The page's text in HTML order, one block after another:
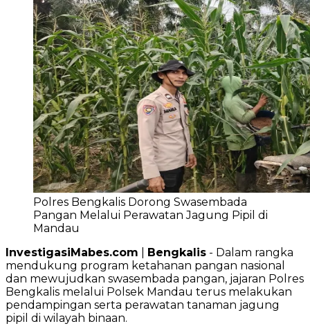
Polres Bengkalis Dorong Swasembada
Pangan Melalui Perawatan Jagung Pipil di
Mandau
InvestigasiMabes.com
Bengkalis - Dalam rangka
mendukung program ketahanan pangan nasional
dan mewujudkan swasembada pangan, jajaran Polres
Bengkalis melalui Polsek Mandau terus melakukan
pendampingan serta perawatan tanaman jagung
pipil di wilayah binaan.